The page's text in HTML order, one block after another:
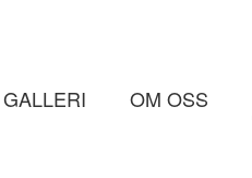
GALLERI OM OSS